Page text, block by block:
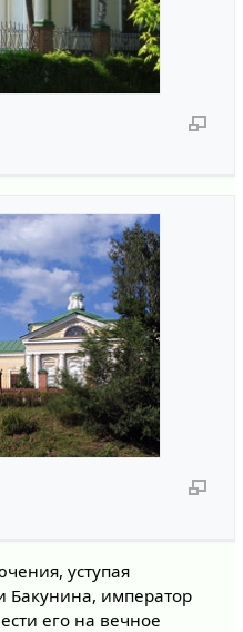
уступая
Бакунина, император
его на вечное